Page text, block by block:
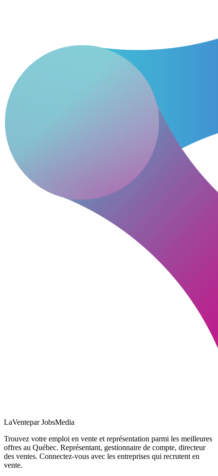
LaVentepar JobsMedia
Trouvez votre emploi en vente et représentation parmi les meilleures
offres au Québec. Représentant, gestionnaire de compte, directeur
des ventes. Connectez-vous avec les entreprises qui recrutent en
vente.